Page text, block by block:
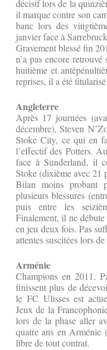
décisif lors de la
il marque contre son
banc lors des
janvier face à
Gravement blessé fin
n’a pas encore
huitième et
reprises, il a été
Angleterre
Après 17 journées
décembre), Steven
Stoke City, ce qui en
l’effectif des Potters.
face à Sunderland, il
Stoke (dixième avec 21
Bilan moins probant
plusieurs blessures
puis entre les
Finalement, il ne
en jeu deux fois. Pas
attentes suscitées lors
Arménie
Champions en 2011,
finissent plus de
le FC Ulisses est
Jeux de la
lors de la phase aller
quatre ans en Arménie
libre de tout contrat.